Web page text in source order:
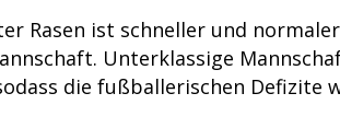
Rasen ist schneller und
Unterklassige
die fußballerischen Defizite